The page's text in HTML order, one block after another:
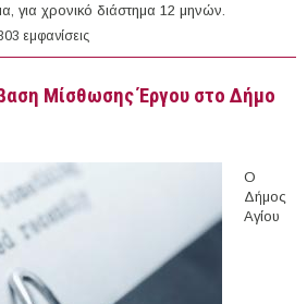
για χρονικό διάστημα 12 μηνών.
άτομα με Σύμβαση Μίσθωσης Έργου στο Δήμο
- Αργυρούπολης
εμφανίσεις
Μίσθωσης Έργου στο Δήμο
Ο
Δήμος
Αγίου